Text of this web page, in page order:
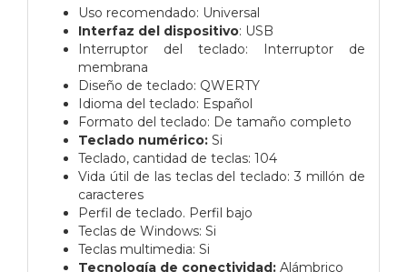
Uso recomendado: Universal
Interfaz del dispositivo: USB
Interruptor del teclado: Interruptor de
membrana
Diseño de teclado: QWERTY
Idioma del teclado: Español
Formato del teclado: De tamaño completo
Teclado numérico: Si
Teclado, cantidad de teclas: 104
Vida útil de las teclas del teclado: 3 millón de
caracteres
Perfil de teclado. Perfil bajo
Teclas de Windows: Si
Teclas multimedia: Si
Tecnología de conectividad: Alámbrico